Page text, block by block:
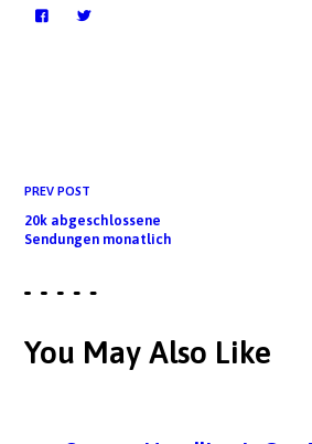
PREV POST
20k abgeschlossene
Sendungen monatlich
You May Also Like